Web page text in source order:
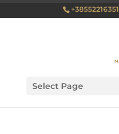
+38552216351
Select Page